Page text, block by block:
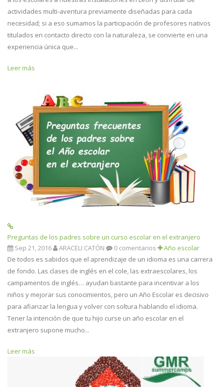
actividades multi-aventura previamente diseñadas para cada
necesidad; si a eso sumamos la participación de profesores nativos
titulados en contacto directo con la naturaleza, se convierte en una
experiencia única que...
Leer más
Preguntas de los padres sobre un curso escolar en el extranjero
Sep 21, 2016
ARACELI CATÓN 0 comentarios
Año escolar
De todos es sabidos que el aprendizaje de un idioma es una carrera
de fondo. Las clases de inglés en el cole, las extraescolares, los
campamentos de inglés… ayudan bastante para incentivar a los
niños y mejorar sus conocimientos, pero un Año Escolar es decisivo
para afianzar la lengua y volver con soltura hablando el idioma.
Tener la intención de que tu hijo curse un año escolar en el
extranjero supone mucho...
Leer más